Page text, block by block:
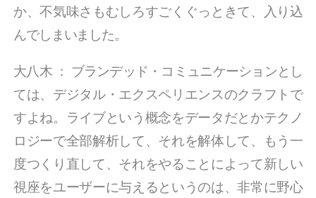
か、不気味さもむしろすごくぐっときて、入り込
んでしまいました。
大八木：
ブランデッド・コミュニケーションとし
ては、デジタル・エクスペリエンスのクラフトで
すよね。ライブという概念をデータだとかテクノ
ロジーで全部解析して、それを解体して、もう一
度つくり直して、それをやることによって新しい
視座をユーザーに与えるというのは、非常に野心